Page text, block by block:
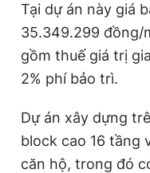
Tại dự án này giá
35.349.299 đồng/
gồm thuế giá trị
2% phí bảo trì.
Dự án xây dựng
block cao 16 tầng
căn hộ, trong đó